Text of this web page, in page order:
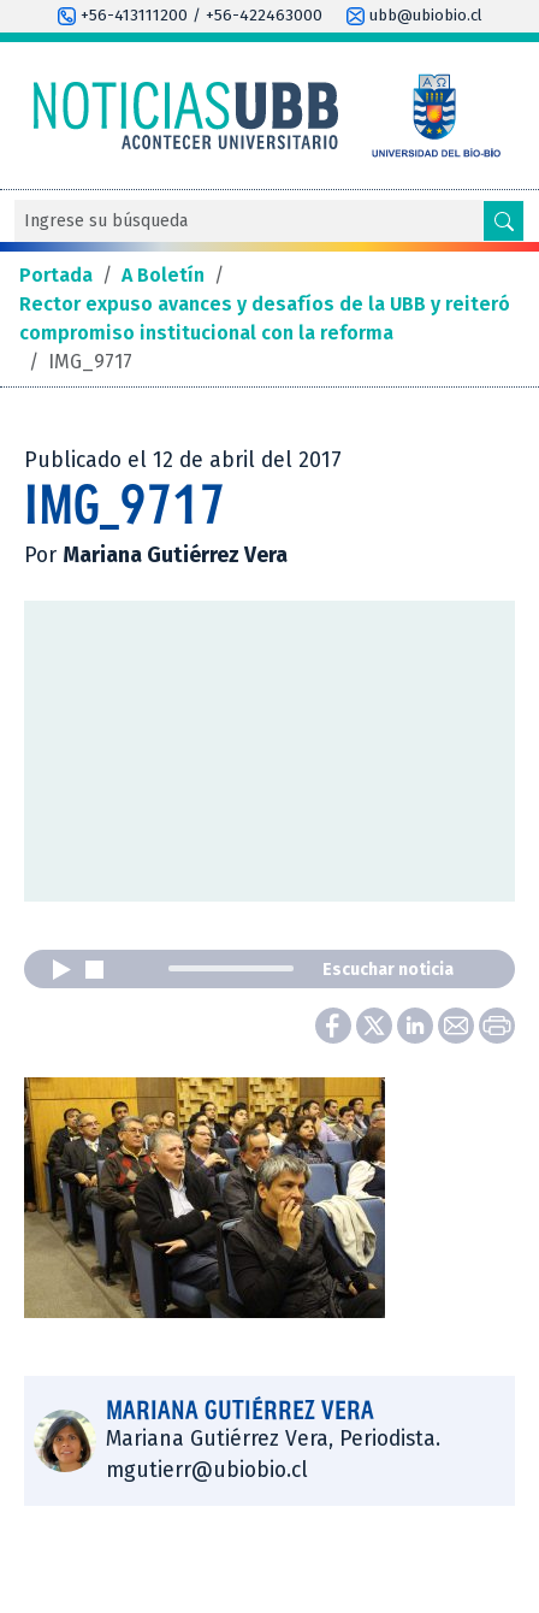
+56-413111200 / +56-422463000 ubb@ubiobio.cl
Portada / A Boletín /
Rector expuso avances y desafíos de la UBB y reiteró
compromiso institucional con la reforma
/ IMG_9717
Publicado el 12 de abril del 2017
IMG_9717
Por Mariana Gutiérrez Vera
Escuchar noticia
MARIANA GUTIÉRREZ VERA
Mariana Gutiérrez Vera, Periodista.
mgutierr@ubiobio.cl